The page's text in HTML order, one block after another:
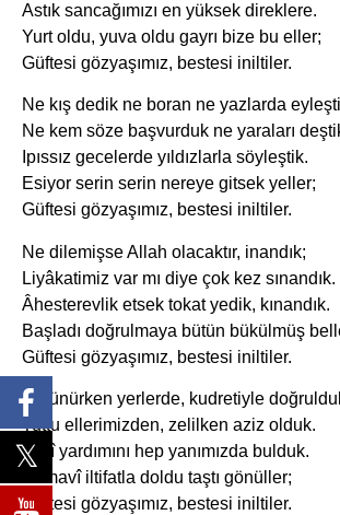
Astık sancağımızı en yüksek direklere.
Yurt oldu, yuva oldu gayrı bize bu eller;
Güftesi gözyaşımız, bestesi iniltiler.
Ne kış dedik ne boran ne yazlarda
Ne kem söze başvurduk ne yaraları
Ipıssız gecelerde yıldızlarla söyleştik.
Esiyor serin serin nereye gitsek yeller;
Güftesi gözyaşımız, bestesi iniltiler.
Ne dilemişse Allah olacaktır, inandık;
Liyâkatimiz var mı diye çok kez sınandık.
Âhesterevlik etsek tokat yedik, kınandık.
Başladı doğrulmaya bütün bükülmüş
Güftesi gözyaşımız, bestesi iniltiler.
Sürünürken yerlerde, kudretiyle
Tuttu ellerimizden, zelilken aziz olduk.
İlahî yardımını hep yanımızda bulduk.
Semavî iltifatla doldu taştı gönüller;
Güftesi gözyaşımız, bestesi iniltiler.